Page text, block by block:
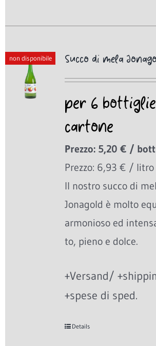
non disponibile Succo di mela
per 6
cartone
Prezzo: 5,20 € /
Prezzo: 6,93 € / litro
Il nostro succo di
Jonagold è molto
armonioso ed
to, pieno e dolce.
+Versand/
+spese di sped.
Details